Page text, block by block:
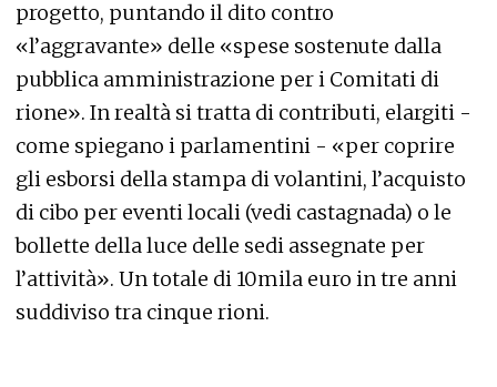
progetto, puntando il dito contro
«l’aggravante» delle «spese sostenute dalla
pubblica amministrazione per i Comitati di
rione». In realtà si tratta di contributi, elargiti -
come spiegano i parlamentini - «per coprire
gli esborsi della stampa di volantini, l’acquisto
di cibo per eventi locali (vedi castagnada) o le
bollette della luce delle sedi assegnate per
l’attività». Un totale di 10mila euro in tre anni
suddiviso tra cinque rioni.